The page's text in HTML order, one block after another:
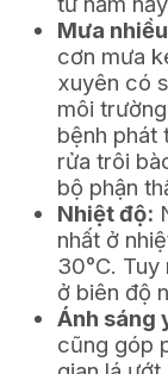
Mưa
cơn mưa
xuyên có
môi
bệnh phát
rửa trôi
bộ phận
Nhiệt độ:
nhất ở
30°C.
ở biên độ
Ánh sáng
cũng góp